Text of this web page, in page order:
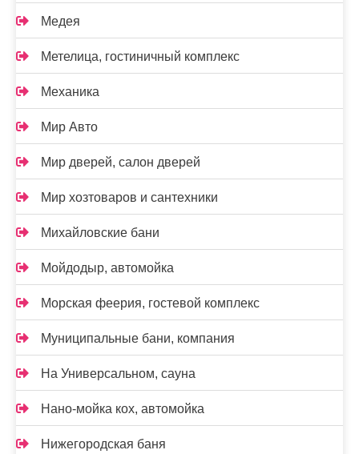
Медея
Метелица, гостиничный комплекс
Механика
Мир Авто
Мир дверей, салон дверей
Мир хозтоваров и сантехники
Михайловские бани
Мойдодыр, автомойка
Морская феерия, гостевой комплекс
Муниципальные бани, компания
На Универсальном, сауна
Нано-мойка кох, автомойка
Нижегородская баня